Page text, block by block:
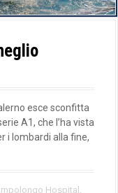
esce sconfitta
A1, che l’ha vista
i lombardi alla fine,
Hospital